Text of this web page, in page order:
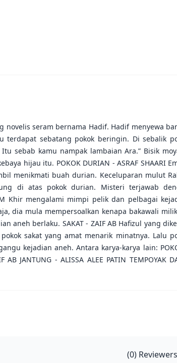
novelis seram bernama Hadif. Hadif menyewa
sebatang pokok beringin. Di sebalik
sebab kamu nampak lambaian Ara.” Bisik
hijau itu. POKOK DURIAN - ASRAF SHAARI
menikmati buah durian. Keceluparan mulut
di atas pokok durian. Misteri terjawab
Khir mengalami mimpi pelik dan pelbagai
dia mula mempersoalkan kenapa bakawali
aneh berlaku. SAKAT - ZAIF AB Hafizul yang
sakat yang amat menarik minatnya. Lalu
kejadian aneh. Antara karya-karya lain:
JANTUNG - ALISSA ALEE PATIN TEMPOYAK
(0) Reviewers